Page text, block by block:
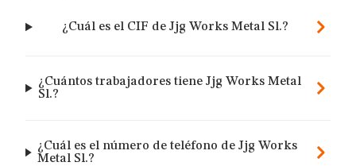
¿Cuál es el CIF de Jjg Works Metal Sl.?
¿Cuántos trabajadores tiene Jjg Works Metal
Sl.?
¿Cuál es el número de teléfono de Jjg Works
Metal Sl.?